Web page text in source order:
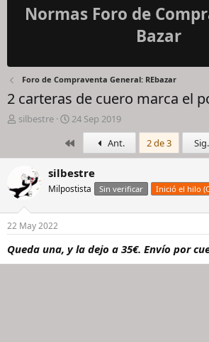
Normas Foro de
Bazar
Foro de Compraventa General: REbazar
2 carteras de cuero marca el
I
c
a
d
o
r
d
e
silbestre
F
c
h
a
e
i
c
24 Sep 2019
PrimeroAnt. 2 de 3 Sig.
silbestre
Milpostista Sin verificar Inició el hilo
22 May 2022
Queda una, y la dejo a 35€. Envío por